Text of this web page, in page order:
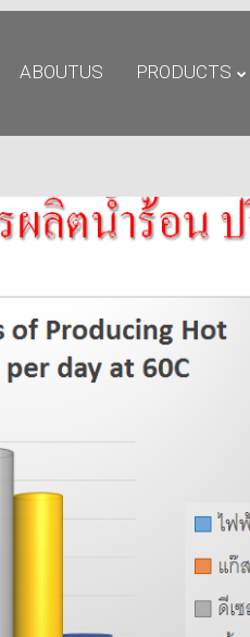
2017
าเซียน ชู
11
2017
ABOUTUS PRODUCTS